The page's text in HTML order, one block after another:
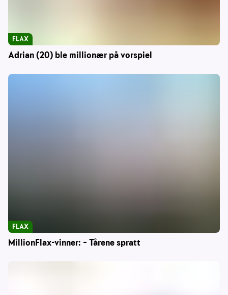
Adrian (20) ble millionær på vorspiel
FLAX
MillionFlax-vinner: – Tårene spratt
FLAX